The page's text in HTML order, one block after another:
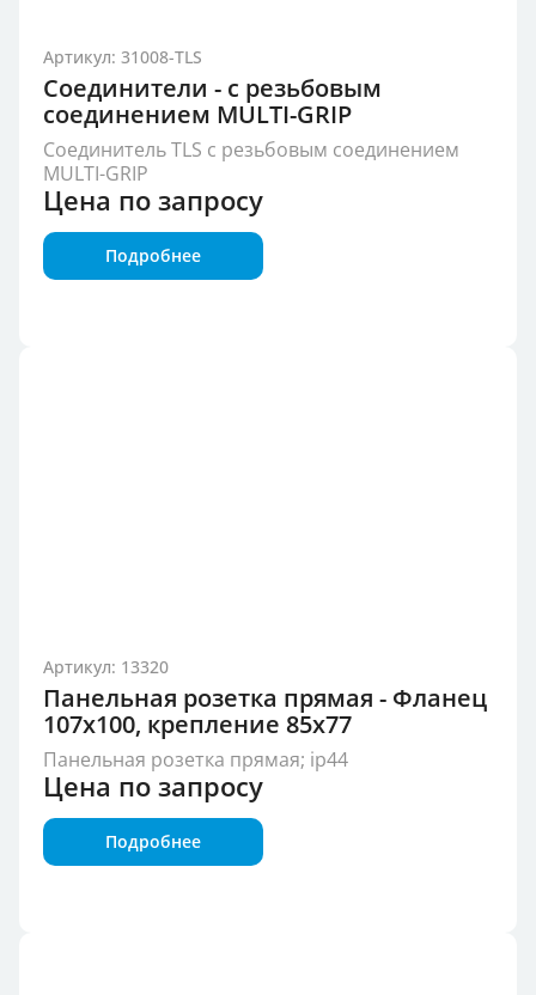
Артикул: 31008-TLS
Соединители - с резьбовым
соединением MULTI-GRIP
Соединитель TLS с резьбовым соединением
MULTI-GRIP
Цена по запросу
Подробнее
Артикул: 13320
Панельная розетка прямая - Фланец
107x100, крепление 85x77
Панельная розетка прямая; ip44
Цена по запросу
Подробнее